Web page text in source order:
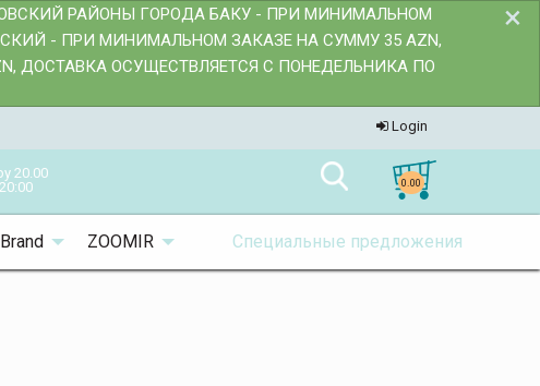
×
РАЙОНЫ ГОРОДА БАКУ - ПРИ МИНИМАЛЬНОМ
- ПРИ МИНИМАЛЬНОМ ЗАКАЗЕ НА СУММУ 35 AZN,
ДОСТАВКА ОСУЩЕСТВЛЯЕТСЯ С ПОНЕДЕЛЬНИКА ПО
Login
20.00
0.00
Brand ZOOMIR Специальные предложения